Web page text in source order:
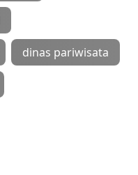
dinas pariwisata